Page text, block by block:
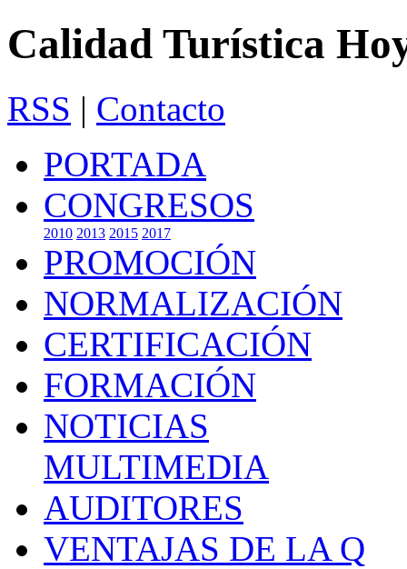
Calidad Turística
RSS | Contacto
PORTADA
CONGRESOS
2010 2013 2015 2017
PROMOCIÓN
NORMALIZACIÓN
CERTIFICACIÓN
FORMACIÓN
NOTICIAS
MULTIMEDIA
AUDITORES
VENTAJAS DE LA Q